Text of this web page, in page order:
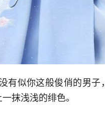
有似你这般俊俏的男
抹浅浅的绯色。